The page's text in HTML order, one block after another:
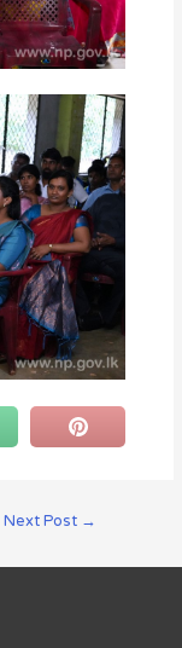
Next Post →